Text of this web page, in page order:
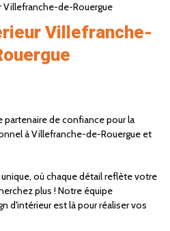
Villefranche-de-Rouergue
Villefranche-
partenaire de confiance pour la
à Villefranche-de-Rouergue et
où chaque détail reflète votre
plus ! Notre équipe
d'intérieur est là pour réaliser vos